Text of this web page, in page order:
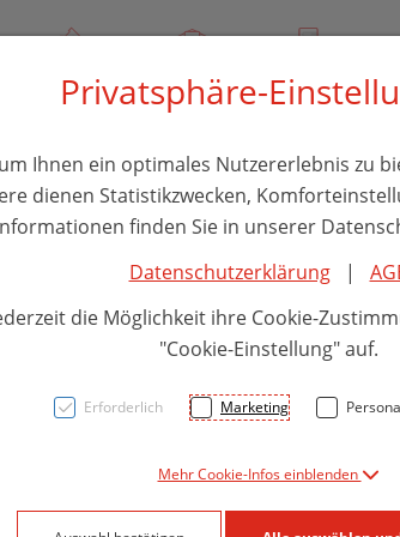
Über uns Rezept-Anfrage Service
Privatsphäre-
Ihnen ein optimales Nutzererlebnis zu
dienen Statistikzwecken,
finden Sie in unserer
Datenschutzerklärung|
die Möglichkeit ihre Cookie-
"Cookie-Einstellung" auf.
Erforderlich Marketing
Mehr Cookie-Infos einblenden